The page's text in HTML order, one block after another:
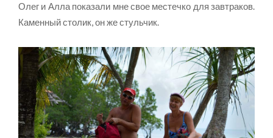
Олег и Алла показали мне свое местечко для завтраков.
Каменный столик, он же стульчик.